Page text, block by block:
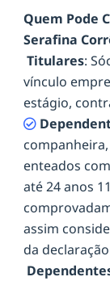
Quem Pode
Serafina
Titulares:
vínculo
estágio,
enteados
até 24 anos
assim
da